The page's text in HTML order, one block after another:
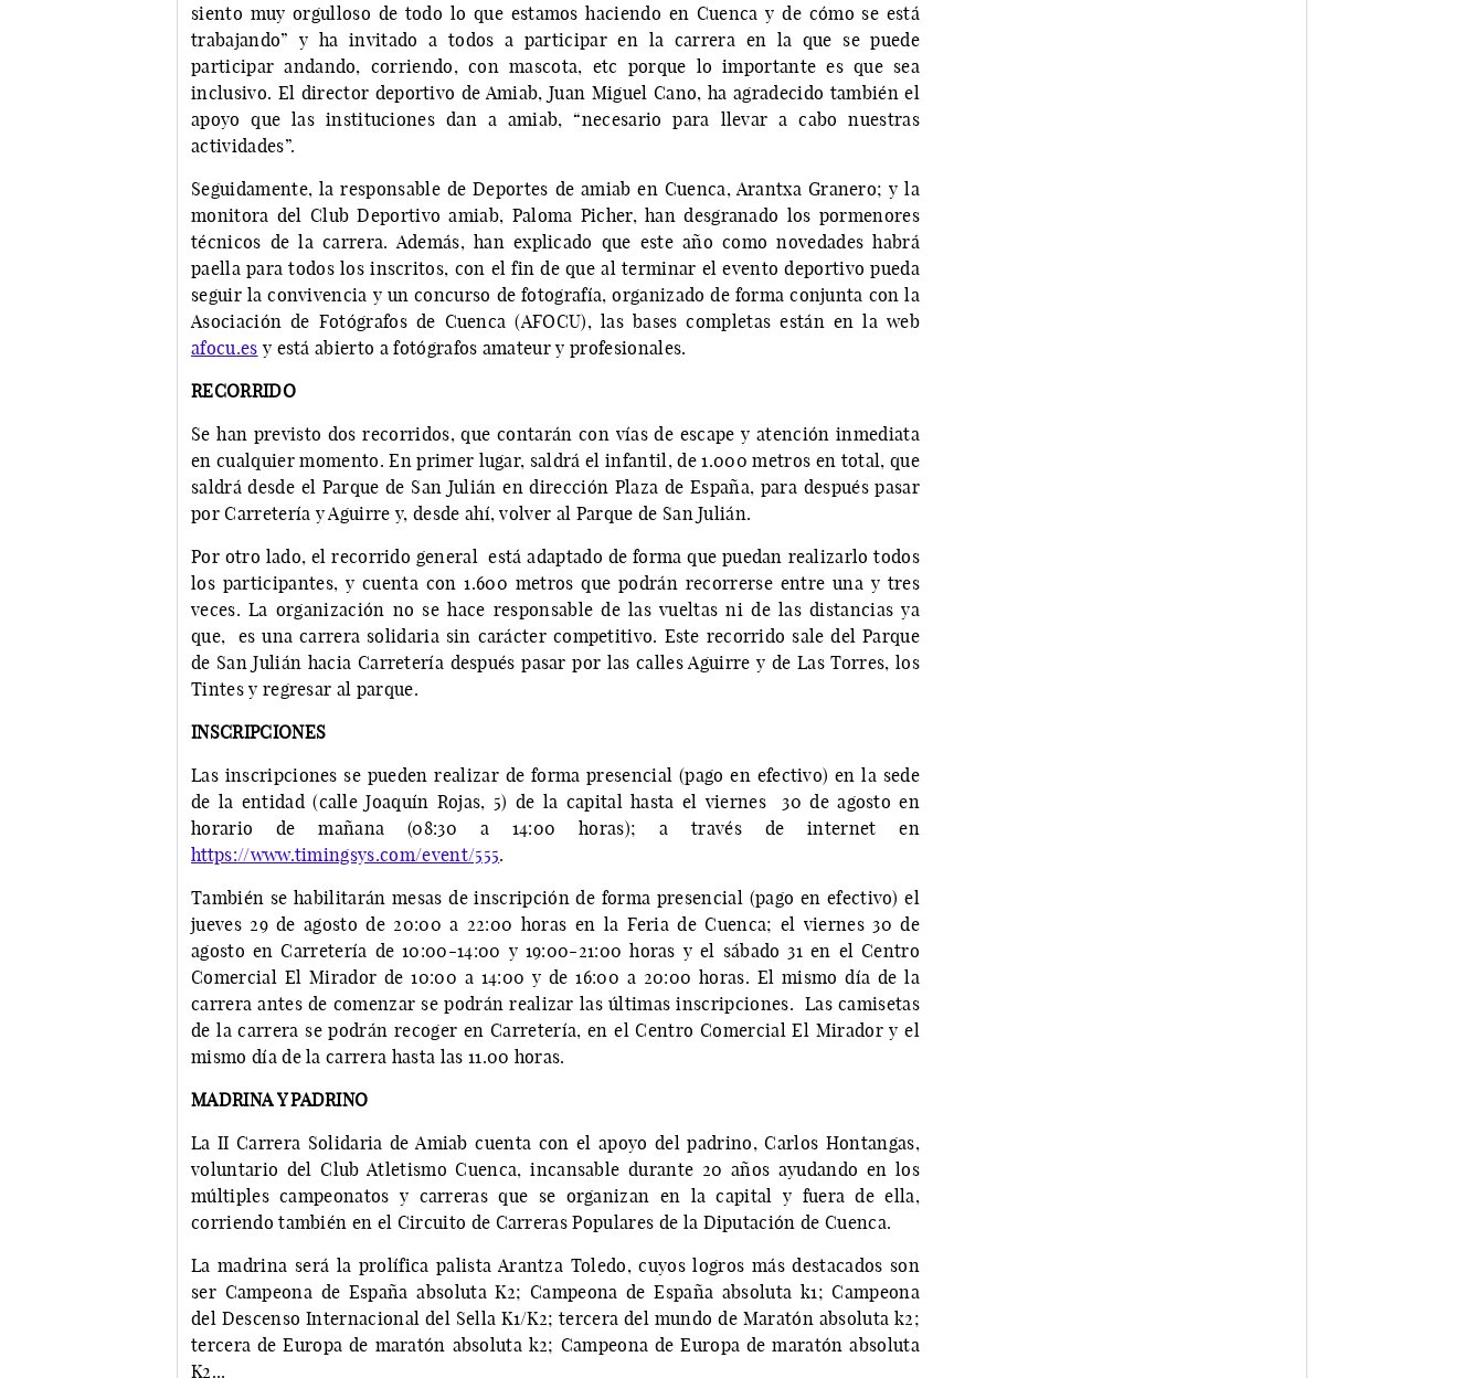
siento muy orgulloso de todo lo que estamos haciendo en Cuenca y de cómo se está
trabajando” y ha invitado a todos a participar en la carrera en la que se puede
participar andando, corriendo, con mascota, etc porque lo importante es que sea
inclusivo. El director deportivo de Amiab, Juan Miguel Cano, ha agradecido también el
apoyo que las instituciones dan a amiab, “necesario para llevar a cabo nuestras
actividades”.
Seguidamente, la responsable de Deportes de amiab en Cuenca, Arantxa Granero; y la
monitora del Club Deportivo amiab, Paloma Picher, han desgranado los pormenores
técnicos de la carrera. Además, han explicado que este año como novedades habrá
paella para todos los inscritos, con el fin de que al terminar el evento deportivo pueda
seguir la convivencia y un concurso de fotografía, organizado de forma conjunta con la
Asociación de Fotógrafos de Cuenca (AFOCU), las bases completas están en la web
afocu.es y está abierto a fotógrafos amateur y profesionales.
RECORRIDO
Se han previsto dos recorridos, que contarán con vías de escape y atención inmediata
en cualquier momento. En primer lugar, saldrá el infantil, de 1.000 metros en total, que
saldrá desde el Parque de San Julián en dirección Plaza de España, para después pasar
por Carretería y Aguirre y, desde ahí, volver al Parque de San Julián.
Por otro lado, el recorrido general está adaptado de forma que puedan realizarlo todos
los participantes, y cuenta con 1.600 metros que podrán recorrerse entre una y tres
veces. La organización no se hace responsable de las vueltas ni de las distancias ya
que, es una carrera solidaria sin carácter competitivo. Este recorrido sale del Parque
de San Julián hacia Carretería después pasar por las calles Aguirre y de Las Torres, los
Tintes y regresar al parque.
INSCRIPCIONES
Las inscripciones se pueden realizar de forma presencial (pago en efectivo) en la sede
de la entidad (calle Joaquín Rojas, 5) de la capital hasta el viernes 30 de agosto en
horario de mañana (08:30 a 14:00 horas); a través de internet en
https://www.timingsys.com/event/555.
También se habilitarán mesas de inscripción de forma presencial (pago en efectivo) el
jueves 29 de agosto de 20:00 a 22:00 horas en la Feria de Cuenca; el viernes 30 de
agosto en Carretería de 10:00-14:00 y 19:00-21:00 horas y el sábado 31 en el Centro
Comercial El Mirador de 10:00 a 14:00 y de 16:00 a 20:00 horas. El mismo día de la
carrera antes de comenzar se podrán realizar las últimas inscripciones. Las camisetas
de la carrera se podrán recoger en Carretería, en el Centro Comercial El Mirador y el
mismo día de la carrera hasta las 11.00 horas.
MADRINA Y PADRINO
La II Carrera Solidaria de Amiab cuenta con el apoyo del padrino, Carlos Hontangas,
voluntario del Club Atletismo Cuenca, incansable durante 20 años ayudando en los
múltiples campeonatos y carreras que se organizan en la capital y fuera de ella,
corriendo también en el Circuito de Carreras Populares de la Diputación de Cuenca.
La madrina será la prolífica palista Arantza Toledo, cuyos logros más destacados son
ser Campeona de España absoluta K2; Campeona de España absoluta k1; Campeona
del Descenso Internacional del Sella K1/K2; tercera del mundo de Maratón absoluta k2;
tercera de Europa de maratón absoluta k2; Campeona de Europa de maratón absoluta
K2...